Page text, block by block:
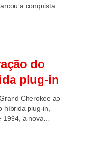
a conquista...
do
plug-in
Cherokee ao
híbrida plug-in,
1994, a nova